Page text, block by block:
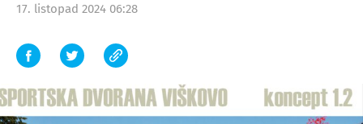
17. listopad 2024 06:28